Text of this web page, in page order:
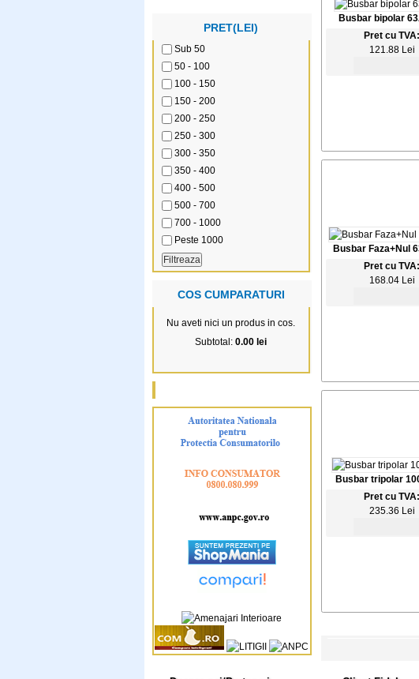
PRET(LEI)
Sub 50
50 - 100
100 - 150
150 - 200
200 - 250
250 - 300
300 - 350
350 - 400
400 - 500
500 - 700
700 - 1000
Peste 1000
COS CUMPARATURI
Nu aveti nici un produs in cos.
Subtotal: 0.00 lei
Busbar bipolar
Pret cu TVA:
121.88 Lei
Busbar Faza+Nul
Pret cu TVA:
168.04 Lei
Busbar tripolar
Pret cu TVA:
235.36 Lei